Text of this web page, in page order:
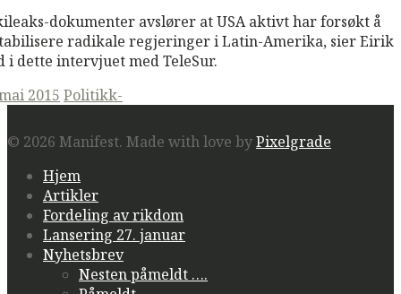
dokumenter avslører at USA aktivt har forsøkt å
radikale regjeringer i Latin-Amerika, sier Eirik
i dette intervjuet med TeleSur.
2015 Politikk-
© 2026 Manifest. Made with love byPixelgrade
Hjem
Artikler
Fordeling av rikdom
Lansering 27. januar
Nyhetsbrev
Nesten påmeldt ….